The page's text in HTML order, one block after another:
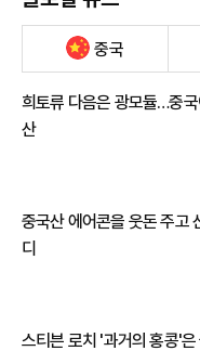
중국
희토류 다음은 광모듈…중
산
중국산 에어콘을 웃돈 주고
디
스티븐 로치 '과거의 홍콩'